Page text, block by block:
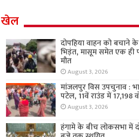
खेल
दोपहिया वाहन को बचाने
भिड़ंत, मासूम समेत एक ही
मौत
August 3, 2026
मांजलपुर विस उपचुनाव :
पटेल, 11वें राउंड में 17,198
August 3, 2026
हंगामे के बीच लोकसभा में